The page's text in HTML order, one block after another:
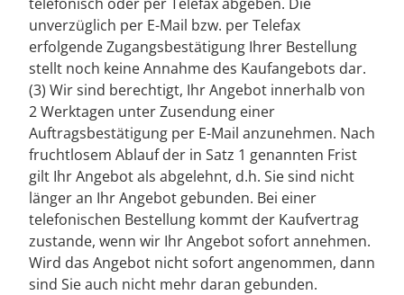
unverzüglich per E-Mail bzw. per Telefax
erfolgende Zugangsbestätigung Ihrer Bestellung
stellt noch keine Annahme des Kaufangebots dar.
(3) Wir sind berechtigt, Ihr Angebot innerhalb von
2 Werktagen unter Zusendung einer
Auftragsbestätigung per E-Mail anzunehmen. Nach
fruchtlosem Ablauf der in Satz 1 genannten Frist
gilt Ihr Angebot als abgelehnt, d.h. Sie sind nicht
länger an Ihr Angebot gebunden. Bei einer
telefonischen Bestellung kommt der Kaufvertrag
zustande, wenn wir Ihr Angebot sofort annehmen.
Wird das Angebot nicht sofort angenommen, dann
sind Sie auch nicht mehr daran gebunden.